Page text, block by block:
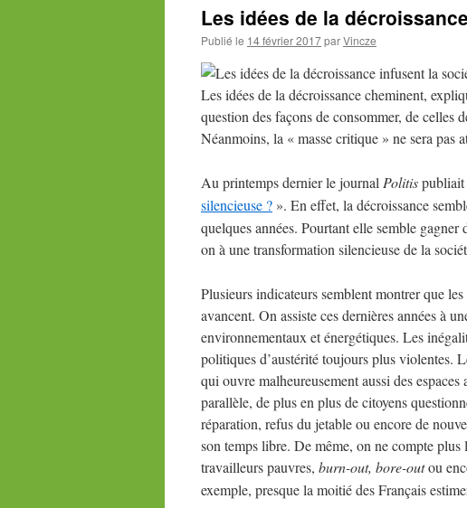
Les idées de la
Publié le 14 février 2017parVincze
Lesidées de la décroissance cheminent,
question des façons de consommer, de celles
Néanmoins, la «masse critique » ne sera pas
Au printemps dernier le journal Politispubliait
silencieuse ? ». En effet, la décroissance
quelques années. Pourtant elle semble
on à une transformation silencieuse de la
Plusieurs indicateurs semblent montrer que
avancent. On assiste ces dernières années à
environnementaux et énergétiques. Les
politiques d’austérité toujours plus violentes.
qui ouvre malheureusement aussi des
parallèle, de plus en plus de citoyens
réparation, refus du jetable ou encore de
son temps libre. De même, on ne compte plus
travailleurs pauvres, burn-out, bore-outou
exemple, presque la moitié des Français